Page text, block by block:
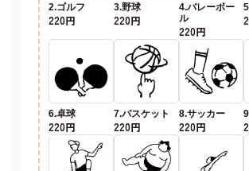
2.ゴルフ
220円
3.野球
220円
4.バレーボー
ル
220円
6.卓球
220円
7.バスケット
220円
8.サッカー
220円